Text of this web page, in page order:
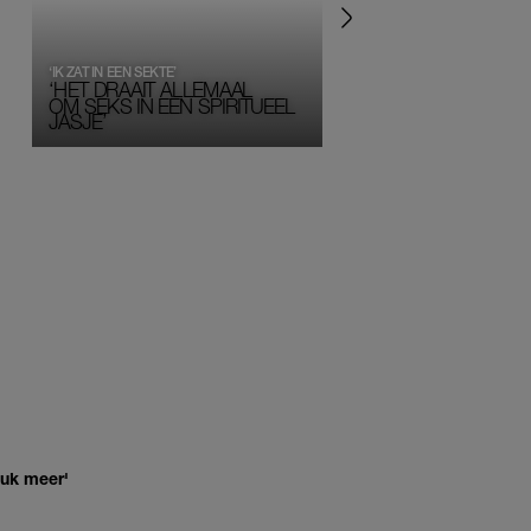
‘HET DRAAIT ALLEMAAL
OM SEKS IN EEN SPIRITUEEL
JASJE’
‘IK ZAT IN EEN SEKTE’
meer'